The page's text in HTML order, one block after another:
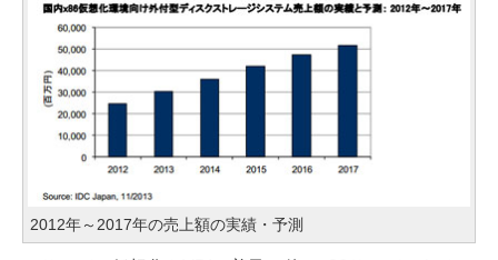
2012年～2017年の売上額の実績・予測